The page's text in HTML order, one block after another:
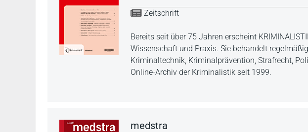
Zeitschrift
Bereits seit über 75 Jahren erscheint
Wissenschaft und Praxis. Sie behandelt
Kriminaltechnik, Kriminalprävention, Strafrecht,
Online-Archiv der Kriminalistik seit 1999.
medstra